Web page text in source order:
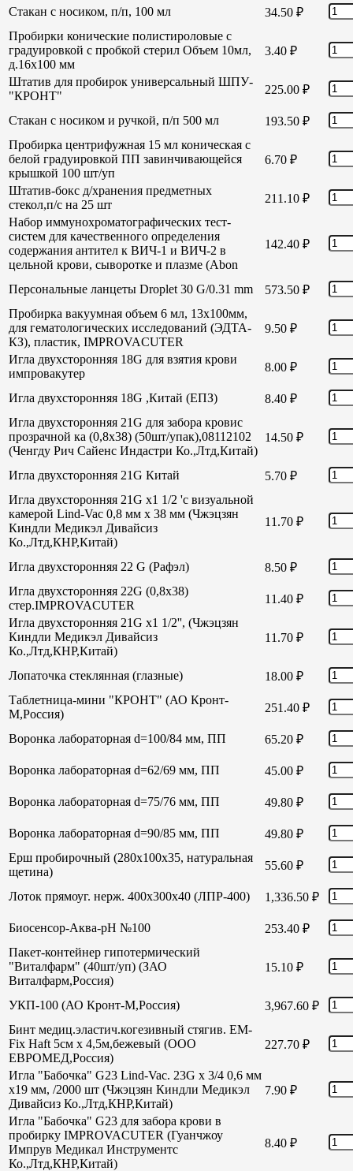
Стакан с носиком, п/п, 100 мл 34.50 ₽
Пробирки конические полистироловые с
градуировкой с пробкой стерил Объем 10мл,
д.16х100 мм
3.40 ₽
Штатив для пробирок универсальный ШПУ-
"КРОНТ"
225.00 ₽
Стакан с носиком и ручкой, п/п 500 мл 193.50 ₽
Пробирка центрифужная 15 мл коническая с
белой градуировкой ПП завинчивающейся
крышкой 100 шт/уп
6.70 ₽
Штатив-бокс д/хранения предметных
стекол,п/с на 25 шт
211.10 ₽
Набор иммунохроматографических тест-
систем для качественного определения
содержания антител к ВИЧ-1 и ВИЧ-2 в
цельной крови, сыворотке и плазме (Abon
142.40 ₽
Персональные ланцеты Droplet 30 G/0.31 mm 573.50 ₽
Пробирка вакуумная объем 6 мл, 13х100мм,
для гематологических исследований (ЭДТА-
КЗ), пластик, IMPROVACUTER
9.50 ₽
Игла двухсторонняя 18G для взятия крови
импровакутер
8.00 ₽
Игла двухсторонняя 18G ,Китай (ЕПЗ) 8.40 ₽
Игла двухсторонняя 21G для забора кровис
прозрачной ка (0,8х38) (50шт/упак),08112102
(Ченгду Рич Сайенс Индастри Ко.,Лтд,Китай)
14.50 ₽
Игла двухсторонняя 21G Китай 5.70 ₽
Игла двухсторонняя 21G х1 1/2 'с визуальной
камерой Lind-Vac 0,8 мм х 38 мм (Чжэцзян
Киндли Медикэл Дивайсиз
Ко.,Лтд,КНР,Китай)
11.70 ₽
Игла двухсторонняя 22 G (Рафэл) 8.50 ₽
Игла двухсторонняя 22G (0,8х38)
стер.IMPROVACUTER
11.40 ₽
Игла двухсторонняя 21G х1 1/2'', (Чжэцзян
Киндли Медикэл Дивайсиз
Ко.,Лтд,КНР,Китай)
11.70 ₽
Лопаточка стеклянная (глазные) 18.00 ₽
Таблетница-мини "КРОНТ" (АО Кронт-
М,Россия)
251.40 ₽
Воронка лабораторная d=100/84 мм, ПП 65.20 ₽
Воронка лабораторная d=62/69 мм, ПП 45.00 ₽
Воронка лабораторная d=75/76 мм, ПП 49.80 ₽
Воронка лабораторная d=90/85 мм, ПП 49.80 ₽
Ерш пробирочный (280х100х35, натуральная
щетина)
55.60 ₽
Лоток прямоуг. нерж. 400х300х40 (ЛПР-400) 1,336.50 ₽
Биосенсор-Аква-рН №100 253.40 ₽
Пакет-контейнер гипотермический
"Виталфарм" (40шт/уп) (ЗАО
Виталфарм,Россия)
15.10 ₽
УКП-100 (АО Кронт-М,Россия) 3,967.60 ₽
Бинт медиц.эластич.когезивный стягив. EM-
Fix Haft 5см х 4,5м,бежевый (ООО
ЕВРОМЕД,Россия)
227.70 ₽
Игла "Бабочка" G23 Lind-Vac. 23G х 3/4 0,6 мм
х19 мм, /2000 шт (Чжэцзян Киндли Медикэл
Дивайсиз Ко.,Лтд,КНР,Китай)
7.90 ₽
Игла "Бабочка" G23 для забора крови в
пробирку IMPROVACUTER (Гуанчжоу
Импрув Медикал Инструментс
Ко.,Лтд,КНР,Китай)
8.40 ₽